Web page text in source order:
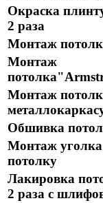
Окраска
2 раза
Монтаж
Монтаж
Монтаж
Обшивка
Монтаж уголка
потолку
Лакировка
2 раза с